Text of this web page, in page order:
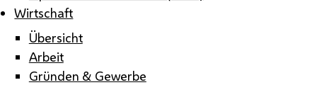
Wirtschaft
Übersicht
Arbeit
Gründen & Gewerbe